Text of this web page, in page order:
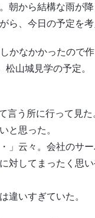
朝から結構な雨が降
ら、今日の予定を考
かなかかったので
山城見学の予定。
う所に行って見た
と思った。
」云々。会社のサ
対してまったく思
違いすぎていた。